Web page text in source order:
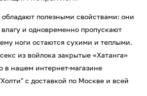
обладают полезными свойствами: они
и одновременно пропускают
ноги остаются сухими и теплыми.
из войлока закрытые «Хатанга»
в нашем интернет-магазине
с доставкой по Москве и всей